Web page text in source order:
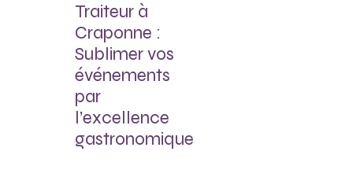
Traiteur à
Craponne :
Sublimer vos
événements
par
l’excellence
gastronomique